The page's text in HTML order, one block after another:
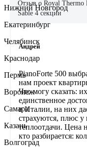
Отзыв о Royal Thermo
Sable 4 секции
Андрей
PianoForte 500
нам проект
Что могу сказать:
единственное
в Италии, на них
страхуются, плюс у
теплоотдачи. Цена
кто разбирается:
Нижний Новгород
Екатеринбург
Челябинск
Краснодар
Пермь
Воронеж
Самара
Казань
Волгоград